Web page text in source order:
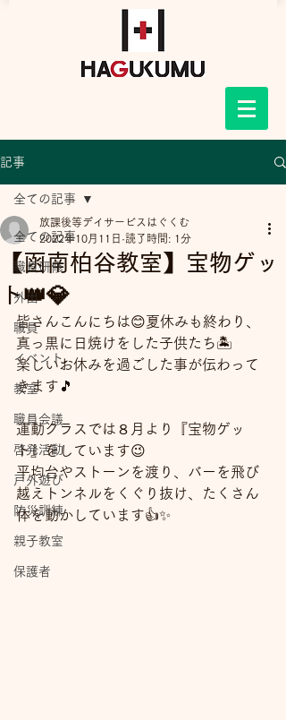
記事
全ての記事
職員研修
外出
職員
イベント
教室
職員会議
啓発活動
戸外遊び
防災訓練
親子教室
保護者
全ての記事
【函南柏谷教室】宝物ゲッ
ト👑💎
放課後等デイサービスはぐくむ
2022年10月11日 読了時間: 1分
皆さんこんにちは😊夏休みも終わり、
真っ黒に日焼けをした子供たち🏝️
楽しいお休みを過ごした事が伝わって
きます🎵
運動クラスでは８月より『宝物ゲッ
ト』をしています😉
平均台やストーンを渡り、バーを飛び
越えトンネルをくぐり抜け、たくさん
体を動かしています👍✨